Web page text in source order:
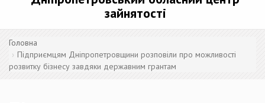
зайнятості
Головна
Підприємцям Дніпропетровщини розповіли про можливості
розвитку бізнесу завдяки державним грантам